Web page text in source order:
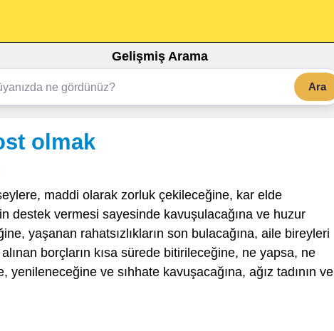
Gelişmiş Arama
Ara
olmak
maddi olarak zorluk çekileceğine, kar elde
destek vermesi sayesinde kavuşulacağına ve huzur
yaşanan rahatsızlıkların son bulacağına, aile bireyleri
borçların kısa sürede bitirileceğine, ne yapsa, ne
yenileneceğine ve sıhhate kavuşacağına, ağız tadının ve